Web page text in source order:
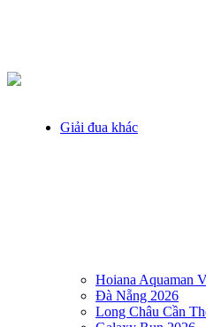
Giải đua khác
Hoiana Aquaman
Đà Nẵng 2026
Long Châu Cần